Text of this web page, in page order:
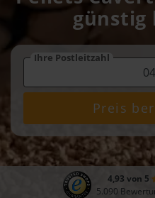
günstig
Ihre Postleitzahl
Preis
4,93 von 5
5.090